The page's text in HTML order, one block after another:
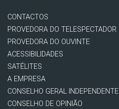
CONTACTOS
PROVEDORA DO TELESPECTADOR
PROVEDORA DO OUVINTE
ACESSIBILIDADES
SATÉLITES
A EMPRESA
CONSELHO GERAL INDEPENDENTE
CONSELHO DE OPINIÃO